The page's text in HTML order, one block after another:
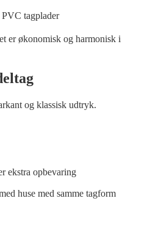
tagplader
er økonomisk og harmonisk i
og klassisk udtryk.
ekstra opbevaring
huse med samme tagform